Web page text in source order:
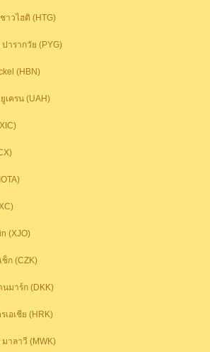
าวไฮติ (HTG)
ปารากวัย (PYG)
(HBN)
เครน (UAH)
(XJO)
ช็ก (CZK)
นมาร์ก (DKK)
เอเชีย (HRK)
มาลาวี (MWK)